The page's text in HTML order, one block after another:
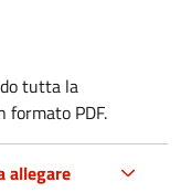
tutta la
formato PDF.
allegare